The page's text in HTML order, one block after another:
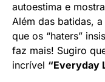
autoestima e
Além das batidas,
que os “haters”
faz mais! Sugiro
incrível “Everyday